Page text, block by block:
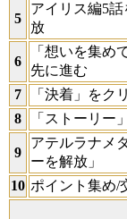
5
アイリス編5
放
6
「想いを集め
先に進む
7
「決着」をク
8
「ストーリー
9
アテルラナメ
ーを解放」
10 ポイント集め/